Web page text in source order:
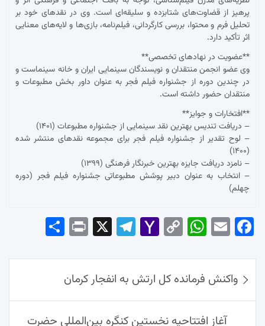
پرهیز از قضاوت‌های شتابزده و سلیقه‌ای است. وی در نقدهای خود بر
تحلیل فرم و محتوا، بررسی کارگردانی، فیلم‌نامه، بازی‌ها و لایه‌های معنایی
اثر تأکید دارد.
**عضویت در نهادهای تخصصی**
وی عضو انجمن منتقدان و نویسندگان سینمایی ایران و خانه سینماست و
در چندین دوره از جشنواره فیلم فجر به عنوان داور بخش مطبوعات و
منتقدان حضور داشته است.
**افتخارات و جوایز**
– دریافت تندیس بهترین نقد سینمایی از جشنواره مطبوعات (۱۴۰۱)
– لوح تقدیر از جشنواره فیلم فجر برای مجموعه نقدهای منتشر شده
(۱۴۰۰)
– نامزد دریافت جایزه بهترین خبرنگار فرهنگی (۱۳۹۹)
– انتخاب به عنوان دبیر پوشش مطبوعاتی جشنواره فیلم فجر (دوره
چهلم)
Fac
ok
Em
Wh
Ap
p
Co
Lin
k
Yah
Mai
l
Tel
am
Pri
راهبری
نوشته‌ها
واکنش فرمانده کل ارتش به انفجار کرمان
آغاز افتتاحیه نخستین کنگره بین‌المللی حضرت